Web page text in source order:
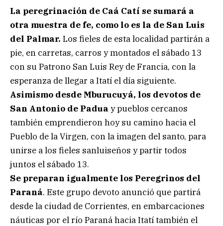
La peregrinación de Caá Catí se sumará a
otra muestra de fe, como lo es la de San Luis
del Palmar. Los fieles de esta localidad partirán a
pie, en carretas, carros y montados el sábado 13
con su Patrono San Luis Rey de Francia, con la
esperanza de llegar a Itatí el día siguiente.
Asimismo desde Mburucuyá, los devotos de
San Antonio de Padua y pueblos cercanos
también emprendieron hoy su camino hacia el
Pueblo de la Virgen, con la imagen del santo, para
unirse a los fieles sanluiseños y partir todos
juntos el sábado 13.
Se preparan igualmente los Peregrinos del
Paraná. Este grupo devoto anunció que partirá
desde la ciudad de Corrientes, en embarcaciones
náuticas por el río Paraná hacia Itatí también el